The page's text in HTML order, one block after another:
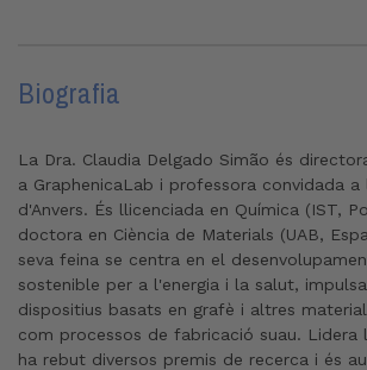
Biografia
La Dra. Claudia Delgado Simão és
a GraphenicaLab i professora convidada a
d'Anvers. És llicenciada en Química (IST,
doctora en Ciència de Materials (UAB,
seva feina se centra en el
sostenible per a l'energia i la salut,
dispositius basats en grafè i altres
com processos de fabricació suau. Lidera
ha rebut diversos premis de recerca i és